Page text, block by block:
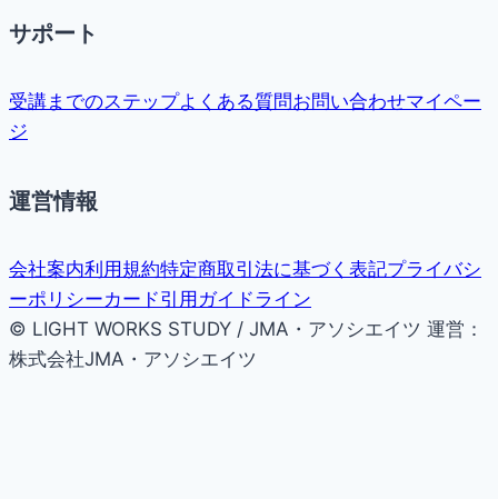
サポート
受講までのステップよくある質問お問い合わせマイペー
ジ
運営情報
会社案内利用規約特定商取引法に基づく表記プライバシ
ーポリシーカード引用ガイドライン
© LIGHT WORKS STUDY / JMA・アソシエイツ 運営：
株式会社JMA・アソシエイツ